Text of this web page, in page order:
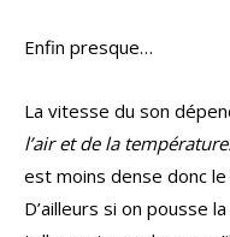
Enfin presque…
La vitesse du son
l’air et de la température.
est moins dense donc
D’ailleurs si on pousse